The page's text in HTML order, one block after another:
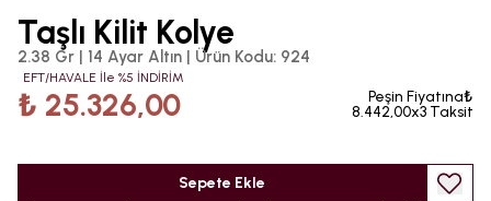
Taşlı Kilit Kolye
2.38 Gr | 14 Ayar Altın | Ürün Kodu: 924
EFT/HAVALE İle %5 İNDİRİM
₺ 25.326,00
Peşin Fiyatına₺
8.442,00x3 Taksit
Sepete Ekle